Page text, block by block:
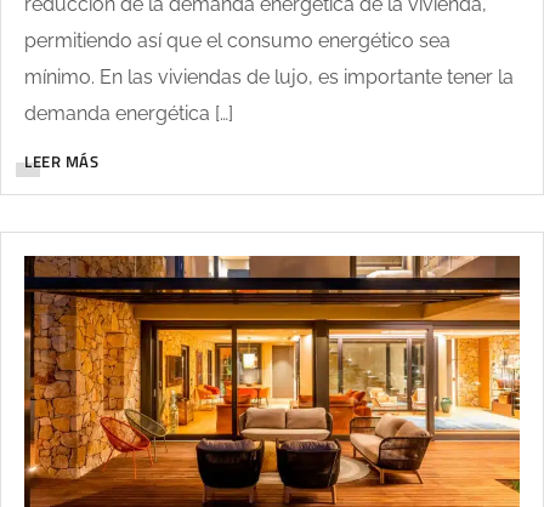
reducción de la demanda energética de la vivienda,
permitiendo así que el consumo energético sea
mínimo. En las viviendas de lujo, es importante tener la
demanda energética […]
LEER MÁS